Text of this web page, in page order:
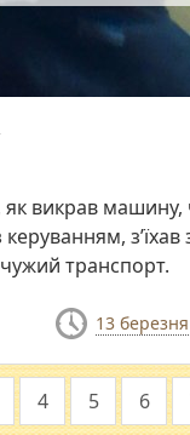
як викрав машину,
з’їхав
транспорт.
13
4 5 6